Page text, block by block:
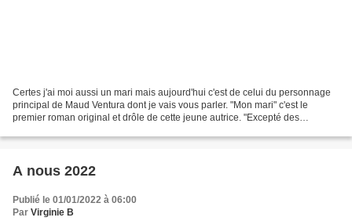
Certes j'ai moi aussi un mari mais aujourd'hui c'est de celui du personnage
principal de Maud Ventura dont je vais vous parler. "Mon mari" c'est le
premier roman original et drôle de cette jeune autrice. "Excepté des
A nous 2022
Publié le 01/01/2022 à 06:00
Par Virginie B